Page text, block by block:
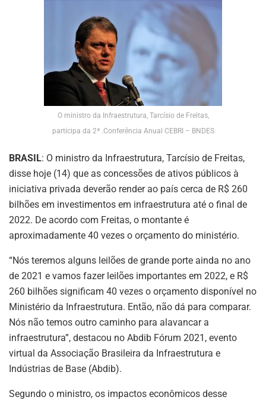
O ministro da Infraestrutura, Tarcísio de Freitas,
participa da 2ª .Conferência Anual CEBRI – BNDES
BRASIL: O ministro da Infraestrutura, Tarcísio de Freitas,
disse hoje (14) que as concessões de ativos públicos à
iniciativa privada deverão render ao país cerca de R$ 260
bilhões em investimentos em infraestrutura até o final de
2022. De acordo com Freitas, o montante é
aproximadamente 40 vezes o orçamento do ministério.
“Nós teremos alguns leilões de grande porte ainda no ano
de 2021 e vamos fazer leilões importantes em 2022, e R$
260 bilhões significam 40 vezes o orçamento disponível no
Ministério da Infraestrutura. Então, não dá para comparar.
Nós não temos outro caminho para alavancar a
infraestrutura”, destacou no Abdib Fórum 2021, evento
virtual da Associação Brasileira da Infraestrutura e
Indústrias de Base (Abdib).
Segundo o ministro, os impactos econômicos desse